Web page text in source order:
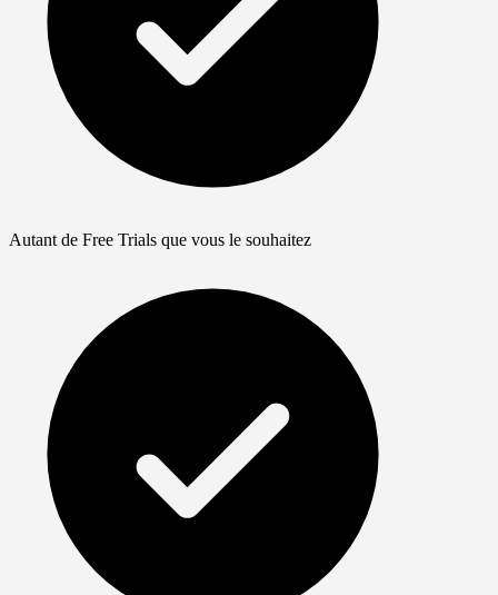
Autant de Free Trials que vous le souhaitez